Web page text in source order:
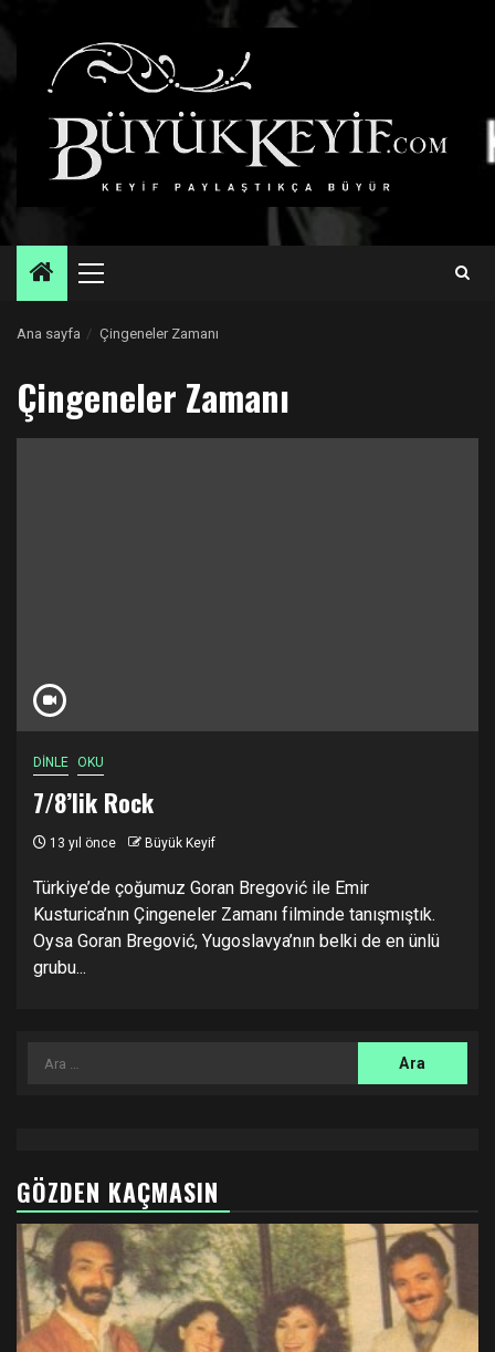
Primary
Ana sayfa Çingeneler Zamanı
Çingeneler Zamanı
DİNLE OKU
7/8’lik Rock
13 yıl önce Büyük Keyif
Türkiye’de çoğumuz Goran Bregović ile Emir
Kusturica’nın Çingeneler Zamanı filminde tanışmıştık.
Oysa Goran Bregović, Yugoslavya’nın belki de en ünlü
grubu...
Arama:
GÖZDEN KAÇMASIN